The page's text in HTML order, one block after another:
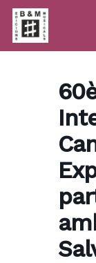
Skip
main
content